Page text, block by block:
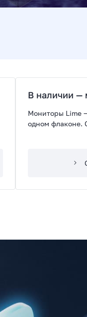
В наличии —
Мониторы Lime
одном флаконе.